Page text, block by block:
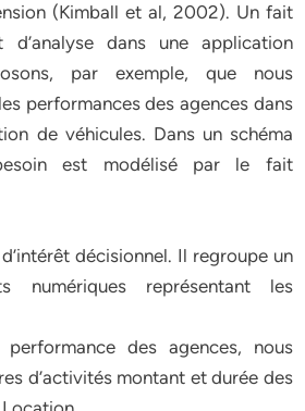
(Kimball et al, 2002). Un fait
d’analyse dans une application
par exemple, que nous
performances des agences dans
de véhicules. Dans un schéma
est modélisé par le fait
décisionnel. Il regroupe un
numériques représentant les
des agences, nous
d’activités montant et durée des